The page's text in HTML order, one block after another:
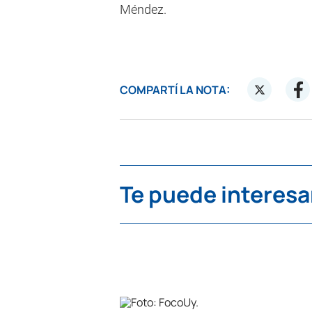
Méndez.
COMPARTÍ LA NOTA:
Te puede